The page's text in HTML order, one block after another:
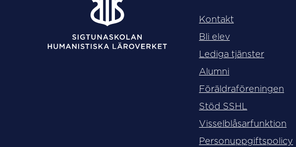
Kontakt
Bli elev
Lediga tjänster
Alumni
Föräldraföreningen
Stöd SSHL
Visselblåsarfunktion
Personuppgiftspolicy